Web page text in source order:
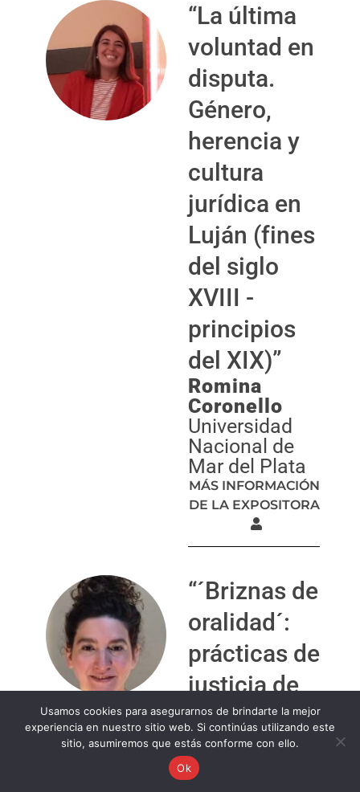
“La última
voluntad en
disputa.
Género,
herencia y
cultura
jurídica en
Luján (fines
del siglo
XVIII -
principios
del XIX)”
Romina
Coronello
Universidad
Nacional de
Mar del Plata
MÁS INFORMACIÓN
DE LA EXPOSITORA
“´Briznas de
oralidad´:
prácticas de
justicia de
proximidad
a partir de
Cuadernos
Usamos cookies para asegurarnos de brindarte la mejor
experiencia en nuestro sitio web. Si continúas utilizando este
sitio, asumiremos que estás conforme con ello.
Ok